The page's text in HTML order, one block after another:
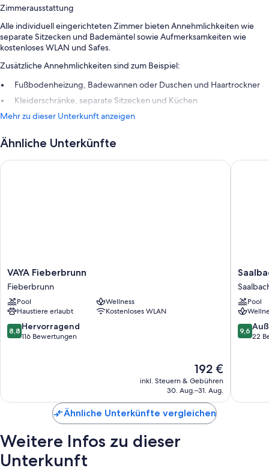
Zimmerausstattung
Alle individuell eingerichteten Zimmer bieten Annehmlichkeiten wie
separate Sitzecken und Bademäntel sowie Aufmerksamkeiten wie
kostenloses WLAN und Safes.
Zusätzliche Annehmlichkeiten sind zum Beispiel:
Fußbodenheizung, Badewannen oder Duschen und Haartrockner
Kleiderschränke, separate Sitzecken und Küchen
Mehr zu dieser Unterkunft anzeigen
Ähnliche Unterkünfte
VAYA
Fieberbrunn
Fieberbrunn
VAYA Fieberbrunn
Fieberbrunn
Pool
Wellness
Haustiere erlaubt
Kostenloses WLAN
8.8
von
8,8 Hervorragend
116 Bewertungen
Der
Preis
beträgt
192 €
inkl. Steuern & Gebühren
30. Aug.–31. Aug.
VAYA Fieberbrunn
Suites
by
ALPSPool
9.6
von
9,6
22
Ähnliche Unterkünfte vergleichen
Weitere Infos zu dieser
Unterkunft